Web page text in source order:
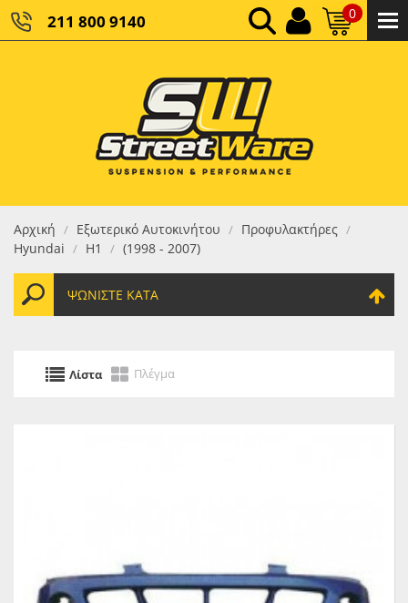
211 800 9140 0
ΚΑΘΑΡΌ ΣΎΝΟΛΟ:
ΤΕΛΙΚΌ ΣΎΝΟΛΟ:0,00 €
Αρχική / Εξωτερικό Αυτοκινήτου / Προφυλακτήρες /
Hyundai / Η1 / (1998 - 2007)
ΨΩΝΊΣΤΕ ΚΑΤΆ
Λίστα Πλέγμα